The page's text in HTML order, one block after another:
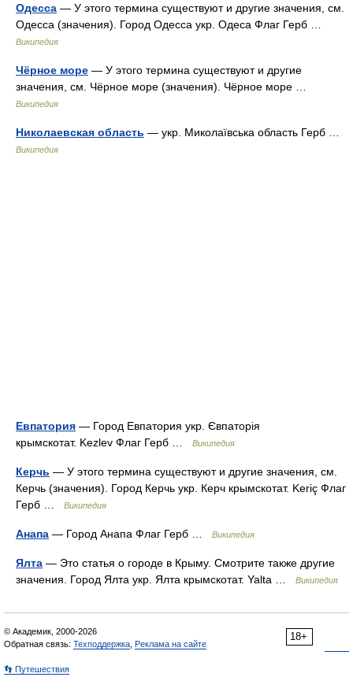
Одесса — У этого термина существуют и другие значения, см.
Одесса (значения). Город Одесса укр. Одеса Флаг Герб …
Википедия
Чёрное море — У этого термина существуют и другие
значения, см. Чёрное море (значения). Чёрное море …
Википедия
Николаевская область — укр. Миколаївська область Герб …
Википедия
Евпатория — Город Евпатория укр. Євпаторія
крымскотат. Kezlev Флаг Герб …
Википедия
Керчь — У этого термина существуют и другие значения, см.
Керчь (значения). Город Керчь укр. Керч крымскотат. Keriç Флаг
Герб …
Википедия
Анапа — Город Анапа Флаг Герб … Википедия
Ялта — Это статья о городе в Крыму. Смотрите также другие
значения. Город Ялта укр. Ялта крымскотат. Yalta …
Википедия
18+
© Академик, 2000-2026
Обратная связь: Техподдержка Реклама на сайте
👣 Путешествия